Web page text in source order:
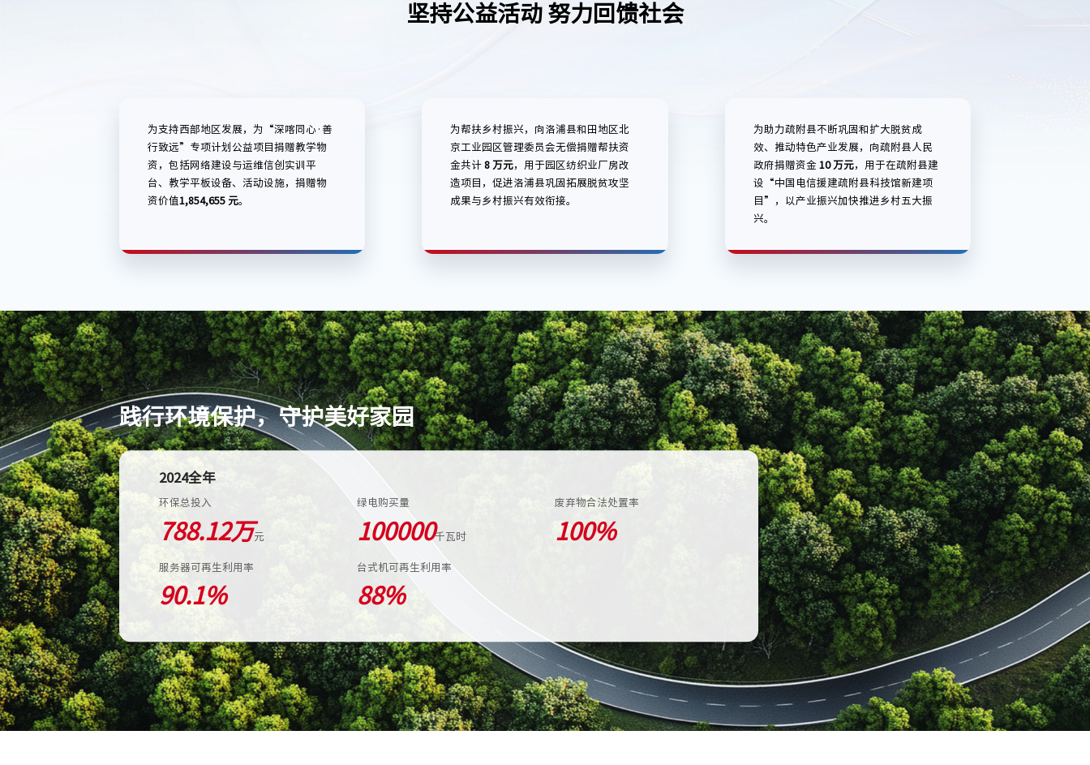
坚持公益活动 努力回馈社会
为支持西部地区发展，为“深喀同心·善
行致远”专项计划公益项目捐赠教学物
资，包括网络建设与运维信创实训平
台、教学平板设备、活动设施，捐赠物
资价值1,854,655 元。
为帮扶乡村振兴，向洛浦县和田地区北
京工业园区管理委员会无偿捐赠帮扶资
金共计 8 万元，用于园区纺织业厂房改
造项目，促进洛浦县巩固拓展脱贫攻坚
成果与乡村振兴有效衔接。
为助力疏附县不断巩固和扩大脱贫成
效、推动特色产业发展，向疏附县人民
政府捐赠资金 10 万元，用于在疏附县建
设“中国电信援建疏附县科技馆新建项
目”，以产业振兴加快推进乡村五大振
兴。
践行环境保护，守护美好家园
2024全年
环保总投入
788.12万元
绿电购买量
100000千瓦时
废弃物合法处置率
100%
服务器可再生利用率
90.1%
台式机可再生利用率
88%